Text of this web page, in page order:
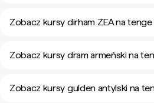
Zobacz kursy dirham ZEA na
Zobacz kursy dram armeński na
Zobacz kursy gulden antylski na